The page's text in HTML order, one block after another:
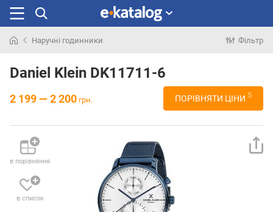
раніше
Наручні годинники Фільтр
Daniel Klein DK11711-6
2 199 — 2 200 грн. ПОРІВНЯТИ ЦІНИ 5
в порівняння
в список